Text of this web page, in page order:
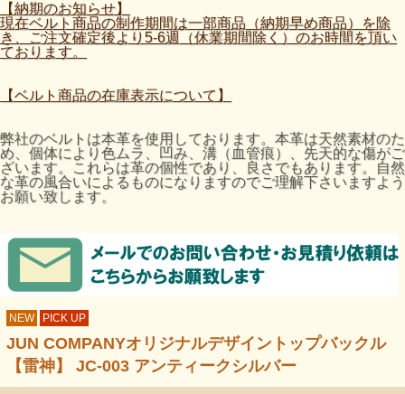
【納期のお知らせ】
現在ベルト商品の制作期間は一部商品（納期早め商品）を除
き、ご注文確定後より5-6週（休業期間除く）のお時間を頂い
ております。
【ベルト商品の在庫表示について】
弊社のベルトは本革を使用しております。本革は天然素材のた
め、個体により色ムラ、凹み、溝（血管痕）、先天的な傷がご
ざいます。これらは革の個性であり、良さでもあります。自然
な革の風合いによるものになりますのでご理解下さいますよう
お願い致します。
NEW PICK UP
JUN COMPANYオリジナルデザイントップバックル
【雷神】 JC-003 アンティークシルバー